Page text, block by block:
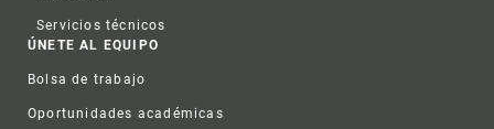
Servicios técnicos
ÚNETE AL EQUIPO
Bolsa de trabajo
Oportunidades académicas